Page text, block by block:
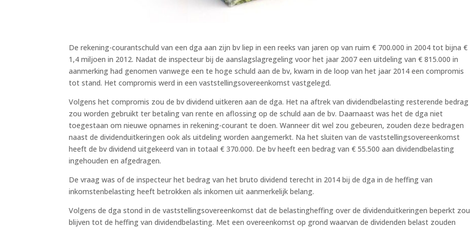
De rekening-courantschuld van een dga aan zijn bv liep in een reeks van jaren op van ruim € 700.000 in 2004 tot bijna €
1,4 miljoen in 2012. Nadat de inspecteur bij de aanslagslagregeling voor het jaar 2007 een uitdeling van € 815.000 in
aanmerking had genomen vanwege een te hoge schuld aan de bv, kwam in de loop van het jaar 2014 een compromis
tot stand. Het compromis werd in een vaststellingsovereenkomst vastgelegd.
Volgens het compromis zou de bv dividend uitkeren aan de dga. Het na aftrek van dividendbelasting resterende bedrag
zou worden gebruikt ter betaling van rente en aflossing op de schuld aan de bv. Daarnaast was het de dga niet
toegestaan om nieuwe opnames in rekening-courant te doen. Wanneer dit wel zou gebeuren, zouden deze bedragen
naast de dividenduitkeringen ook als uitdeling worden aangemerkt. Na het sluiten van de vaststellingsovereenkomst
heeft de bv dividend uitgekeerd van in totaal € 370.000. De bv heeft een bedrag van € 55.500 aan dividendbelasting
ingehouden en afgedragen.
De vraag was of de inspecteur het bedrag van het bruto dividend terecht in 2014 bij de dga in de heffing van
inkomstenbelasting heeft betrokken als inkomen uit aanmerkelijk belang.
Volgens de dga stond in de vaststellingsovereenkomst dat de belastingheffing over de dividenduitkeringen beperkt zou
blijven tot de heffing van dividendbelasting. Met een overeenkomst op grond waarvan de dividenden belast zouden